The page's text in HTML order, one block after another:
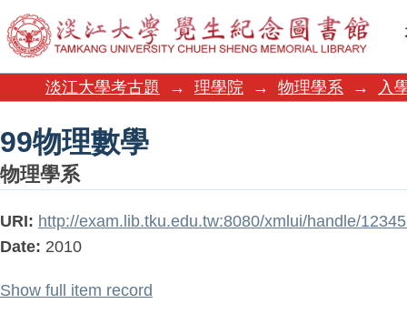
99物理數學
淡江大學考古題 → 理學院 → 物理學系 → 入
99物理數學
物理學系
URI: http://exam.lib.tku.edu.tw:8080/xmlui/handle/
Date: 2010
Show full item record